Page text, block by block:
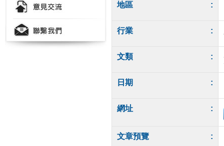
地區 :
行業 :
文類 :
日期 :
網址 :
文章預覽 :